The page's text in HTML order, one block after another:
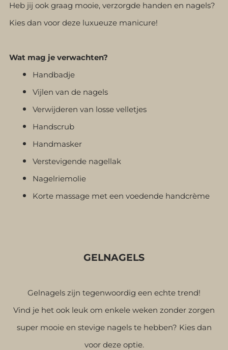
Heb jij ook graag mooie, verzorgde handen en nagels?
Kies dan voor deze luxueuze manicure!
Wat mag je verwachten?
Handbadje
Vijlen van de nagels
Verwijderen van losse velletjes
Handscrub
Handmasker
Verstevigende nagellak
Nagelriemolie
Korte massage met een voedende handcrème
GELNAGELS
Gelnagels zijn tegenwoordig een echte trend!
Vind je het ook leuk om enkele weken zonder zorgen
super mooie en stevige nagels te hebben? Kies dan
voor deze optie.